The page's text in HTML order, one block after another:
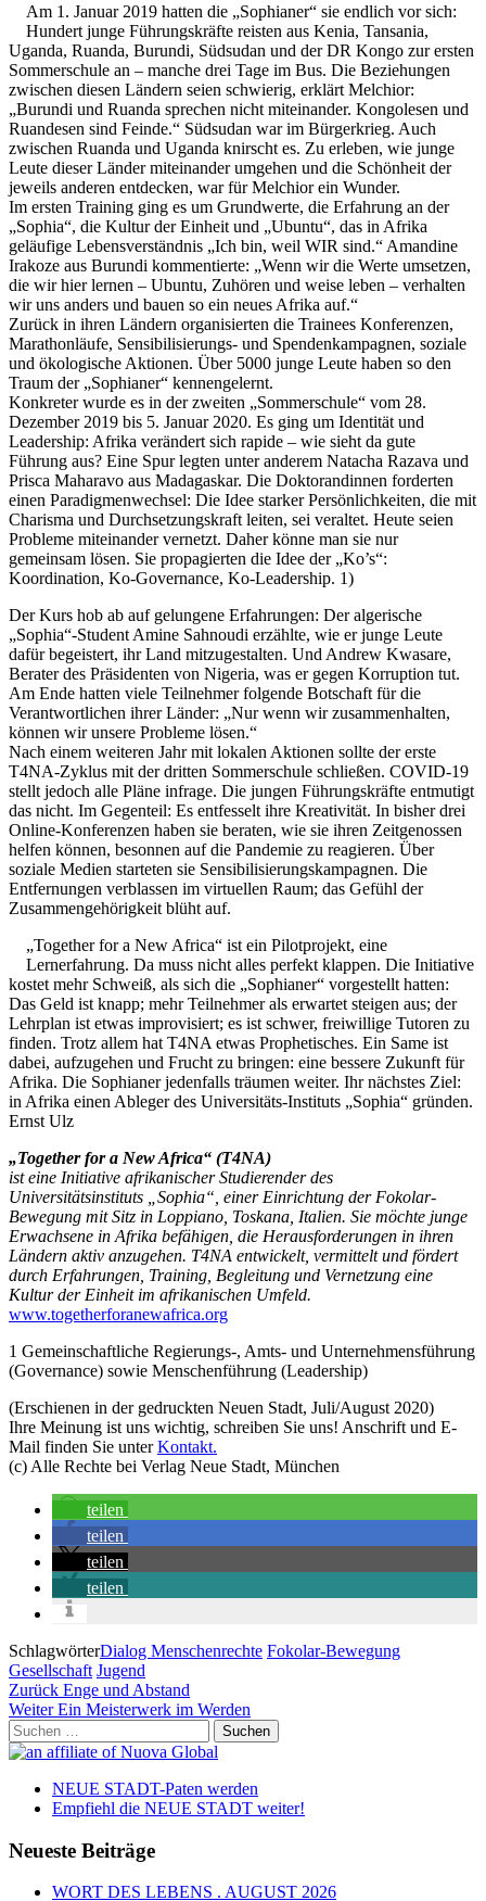
Am 1. Januar 2019 hatten die „Sophianer“ sie endlich vor sich:
Hundert junge Führungskräfte reisten aus Kenia, Tansania,
Uganda, Ruanda, Burundi, Südsudan und der DR Kongo zur ersten
Sommerschule an – manche drei Tage im Bus. Die Beziehungen
zwischen diesen Ländern seien schwierig, erklärt Melchior:
„Burundi und Ruanda sprechen nicht miteinander. Kongolesen und
Ruandesen sind Feinde.“ Südsudan war im Bürgerkrieg. Auch
zwischen Ruanda und Uganda knirscht es. Zu erleben, wie junge
Leute dieser Länder miteinander umgehen und die Schönheit der
jeweils anderen entdecken, war für Melchior ein Wunder.
Im ersten Training ging es um Grundwerte, die Erfahrung an der
„Sophia“, die Kultur der Einheit und „Ubuntu“, das in Afrika
geläufige Lebensverständnis „Ich bin, weil WIR sind.“ Amandine
Irakoze aus Burundi kommentierte: „Wenn wir die Werte umsetzen,
die wir hier lernen – Ubuntu, Zuhören und weise leben – verhalten
wir uns anders und bauen so ein neues Afrika auf.“
Zurück in ihren Ländern organisierten die Trainees Konferenzen,
Marathonläufe, Sensibilisierungs- und Spendenkampagnen, soziale
und ökologische Aktionen. Über 5000 junge Leute haben so den
Traum der „Sophianer“ kennengelernt.
Konkreter wurde es in der zweiten „Sommerschule“ vom 28.
Dezember 2019 bis 5. Januar 2020. Es ging um Identität und
Leadership: Afrika verändert sich rapide – wie sieht da gute
Führung aus? Eine Spur legten unter anderem Natacha Razava und
Prisca Maharavo aus Madagaskar. Die Doktorandinnen forderten
einen Paradigmenwechsel: Die Idee starker Persönlichkeiten, die mit
Charisma und Durchsetzungskraft leiten, sei veraltet. Heute seien
Probleme miteinander vernetzt. Daher könne man sie nur
gemeinsam lösen. Sie propagierten die Idee der „Ko’s“:
Koordination, Ko-Governance, Ko-Leadership. 1)
Der Kurs hob ab auf gelungene Erfahrungen: Der algerische
„Sophia“-Student Amine Sahnoudi erzählte, wie er junge Leute
dafür begeistert, ihr Land mitzugestalten. Und Andrew Kwasare,
Berater des Präsidenten von Nigeria, was er gegen Korruption tut.
Am Ende hatten viele Teilnehmer folgende Botschaft für die
Verantwortlichen ihrer Länder: „Nur wenn wir zusammenhalten,
können wir unsere Probleme lösen.“
Nach einem weiteren Jahr mit lokalen Aktionen sollte der erste
T4NA-Zyklus mit der dritten Sommerschule schließen. COVID-19
stellt jedoch alle Pläne infrage. Die jungen Führungskräfte entmutigt
das nicht. Im Gegenteil: Es entfesselt ihre Kreativität. In bisher drei
Online-Konferenzen haben sie beraten, wie sie ihren Zeitgenossen
helfen können, besonnen auf die Pandemie zu reagieren. Über
soziale Medien starteten sie Sensibilisierungskampagnen. Die
Entfernungen verblassen im virtuellen Raum; das Gefühl der
Zusammengehörigkeit blüht auf.
„Together for a New Africa“ ist ein Pilotprojekt, eine
Lernerfahrung. Da muss nicht alles perfekt klappen. Die Initiative
kostet mehr Schweiß, als sich die „Sophianer“ vorgestellt hatten:
Das Geld ist knapp; mehr Teilnehmer als erwartet steigen aus; der
Lehrplan ist etwas improvisiert; es ist schwer, freiwillige Tutoren zu
finden. Trotz allem hat T4NA etwas Prophetisches. Ein Same ist
dabei, aufzugehen und Frucht zu bringen: eine bessere Zukunft für
Afrika. Die Sophianer jedenfalls träumen weiter. Ihr nächstes Ziel:
in Afrika einen Ableger des Universitäts-Instituts „Sophia“ gründen.
Ernst Ulz
„Together for a New Africa“ (T4NA)
ist eine Initiative afrikanischer Studierender des
Universitätsinstituts „Sophia“, einer Einrichtung der Fokolar-
Bewegung mit Sitz in Loppiano, Toskana, Italien. Sie möchte junge
Erwachsene in Afrika befähigen, die Herausforderungen in ihren
Ländern aktiv anzugehen. T4NA entwickelt, vermittelt und fördert
durch Erfahrungen, Training, Begleitung und Vernetzung eine
Kultur der Einheit im afrikanischen Umfeld.
www.togetherforanewafrica.org
1 Gemeinschaftliche Regierungs-, Amts- und Unternehmensführung
(Governance) sowie Menschenführung (Leadership)
(Erschienen in der gedruckten Neuen Stadt, Juli/August 2020)
Ihre Meinung ist uns wichtig, schreiben Sie uns! Anschrift und E-
Mail finden Sie unterKontakt.
(c) Alle Rechte bei Verlag Neue Stadt, München
teilen
teilen
teilen
teilen
SchlagwörterDialog Menschenrechte Fokolar-Bewegung
Gesellschaft Jugend
Beitragsnavigation
Vorheriger
Beitrag
Zurück Enge und Abstand
Nächster
Beitrag
Weiter Ein Meisterwerk im Werden
Suchen
nach:
NEUE STADT-Paten werden
Empfiehl die NEUE STADT weiter!
Neueste Beiträge
WORT DES LEBENS . AUGUST 2026